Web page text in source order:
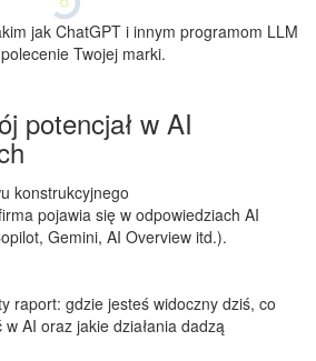
jak ChatGPT i innym programom LLM
Twojej marki.
potencjał w AI
pojawia się w odpowiedziach AI
Gemini, AI Overview itd.).
raport: gdzie jesteś widoczny dziś, co
AI oraz jakie działania dadzą